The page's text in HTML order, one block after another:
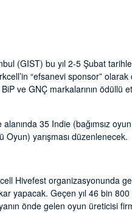
(GIST) bu yıl 2-5 Şubat
“efsanevi sponsor”
ve GNÇ markalarının ödüllü
35 Indie (bağımsız
Oyun) yarışması düzenlenecek.
Hivefest organizasyonunda
yapacak. Geçen yıl 46 bin 800
önde gelen oyun üreticisi